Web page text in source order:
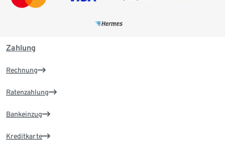
Zahlung
Rechnung
Ratenzahlung
Bankeinzug
Kreditkarte